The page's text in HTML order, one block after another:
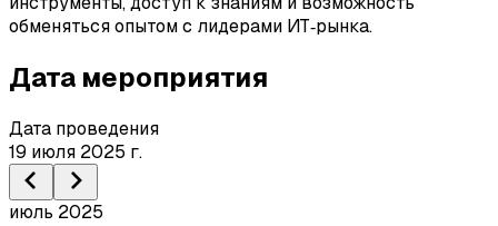
обменяться опытом с лидерами ИТ‑рынка.
Дата мероприятия
Дата проведения
19 июля 2025 г.
июль 2025